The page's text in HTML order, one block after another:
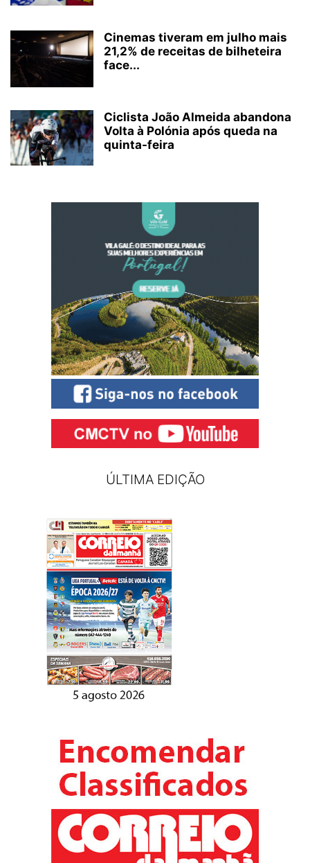
Cinemas tiveram em julho mais
21,2% de receitas de bilheteira
face...
Ciclista João Almeida abandona
Volta à Polónia após queda na
quinta-feira
ÚLTIMA EDIÇÃO